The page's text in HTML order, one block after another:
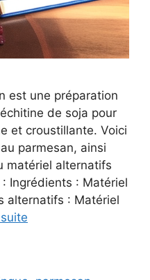
est une préparation
de soja pour
et croustillante. Voici
parmesan, ainsi
matériel alternatifs
Ingrédients : Matériel
alternatifs : Matériel